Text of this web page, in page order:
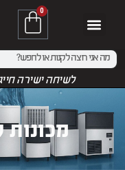
0
לשיחה ישירה חייגו 072-